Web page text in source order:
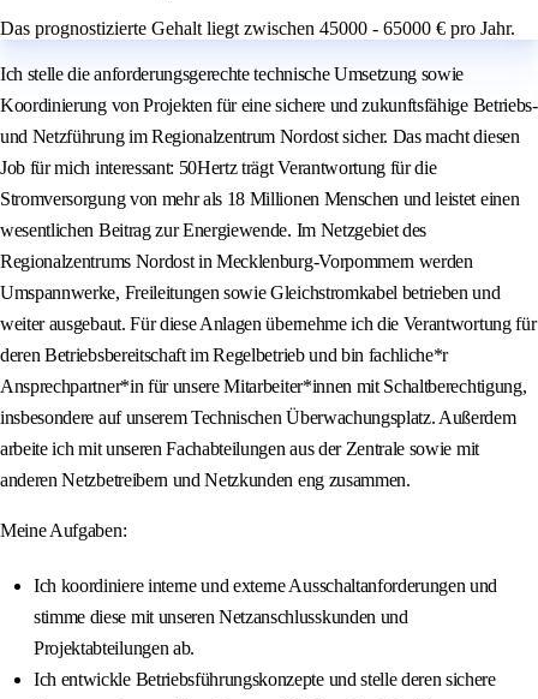
Das prognostizierte Gehalt liegt zwischen 45000 - 65000 € pro Jahr.
Ich stelle die anforderungsgerechte technische Umsetzung sowie
Koordinierung von Projekten für eine sichere und zukunftsfähige Betriebs-
und Netzführung im Regionalzentrum Nordost sicher. Das macht diesen
Job für mich interessant: 50Hertz trägt Verantwortung für die
Stromversorgung von mehr als 18 Millionen Menschen und leistet einen
wesentlichen Beitrag zur Energiewende. Im Netzgebiet des
Regionalzentrums Nordost in Mecklenburg-Vorpommern werden
Umspannwerke, Freileitungen sowie Gleichstromkabel betrieben und
weiter ausgebaut. Für diese Anlagen übernehme ich die Verantwortung für
deren Betriebsbereitschaft im Regelbetrieb und bin fachliche*r
Ansprechpartner*in für unsere Mitarbeiter*innen mit Schaltberechtigung,
insbesondere auf unserem Technischen Überwachungsplatz. Außerdem
arbeite ich mit unseren Fachabteilungen aus der Zentrale sowie mit
anderen Netzbetreibern und Netzkunden eng zusammen.
Meine Aufgaben:
Ich koordiniere interne und externe Ausschaltanforderungen und
stimme diese mit unseren Netzanschlusskunden und
Projektabteilungen ab.
Ich entwickle Betriebsführungskonzepte und stelle deren sichere